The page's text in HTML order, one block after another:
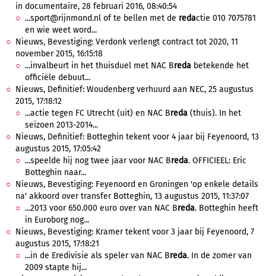
in documentaire, 28 februari 2016, 08:40:54
...sport@rijnmond.nl of te bellen met de redactie 010 7075781
en wie weet word...
Nieuws, Bevestiging: Verdonk verlengt contract tot 2020, 11
november 2015, 16:15:18
...invalbeurt in het thuisduel met NAC Breda betekende het
officiële debuut...
Nieuws, Definitief: Woudenberg verhuurd aan NEC, 25 augustus
2015, 17:18:12
...actie tegen FC Utrecht (uit) en NAC Breda (thuis). In het
seizoen 2013-2014...
Nieuws, Definitief: Botteghin tekent voor 4 jaar bij Feyenoord, 13
augustus 2015, 17:05:42
...speelde hij nog twee jaar voor NAC Breda. OFFICIEEL: Eric
Botteghin naar...
Nieuws, Bevestiging: Feyenoord en Groningen 'op enkele details
na' akkoord over transfer Botteghin, 13 augustus 2015, 11:37:07
...2013 voor 650.000 euro over van NAC Breda. Botteghin heeft
in Euroborg nog...
Nieuws, Bevestiging: Kramer tekent voor 3 jaar bij Feyenoord, 7
augustus 2015, 17:18:21
...in de Eredivisie als speler van NAC Breda. In de zomer van
2009 stapte hij...